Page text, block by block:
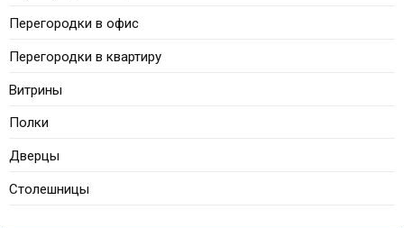
Перегородки в офис
Перегородки в квартиру
Витрины
Полки
Дверцы
Столешницы